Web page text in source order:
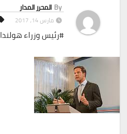
By المحرر المدار
مارس 14, 2017
#رئيس وزراء هولندا